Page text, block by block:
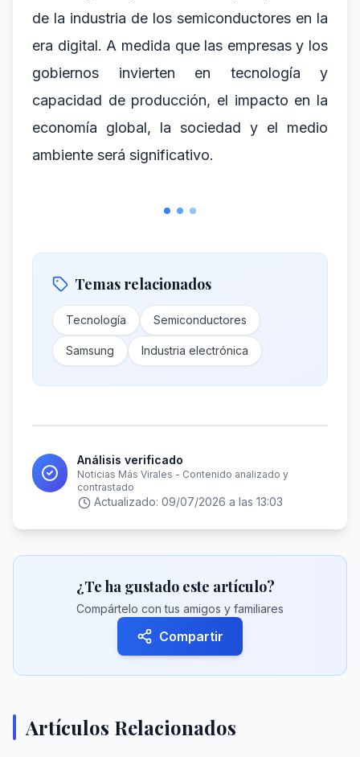
de la industria de los semiconductores en la
era digital. A medida que las empresas y los
gobiernos invierten en tecnología y
capacidad de producción, el impacto en la
economía global, la sociedad y el medio
ambiente será significativo.
Temas relacionados
Tecnología Semiconductores
Samsung Industria electrónica
Análisis verificado
Noticias Más Virales - Contenido analizado y
contrastado
Actualizado: 09/07/2026 a las 13:03
¿Te ha gustado este artículo?
Compártelo con tus amigos y familiares
Compartir
Artículos Relacionados